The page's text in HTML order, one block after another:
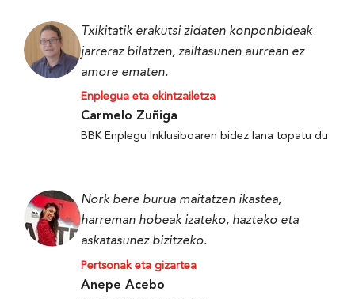
Txikitatik erakutsi zidaten konponbideak
jarreraz bilatzen, zailtasunen aurrean ez
amore ematen.
Enplegua eta ekintzailetza
Carmelo Zuñiga
BBK Enplegu Inklusiboaren bidez lana topatu du
Nork bere burua maitatzen ikastea,
harreman hobeak izateko, hazteko eta
askatasunez bizitzeko.
Pertsonak eta gizartea
Anepe Acebo